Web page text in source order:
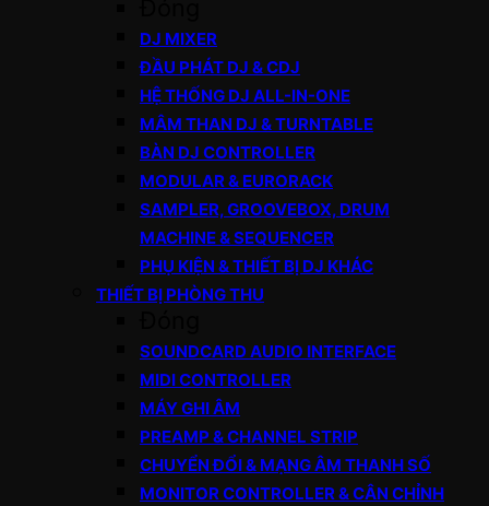
DJ MIXER
ĐẦU PHÁT DJ & CDJ
HỆ THỐNG DJ ALL-IN-ONE
MÂM THAN DJ & TURNTABLE
BÀN DJ CONTROLLER
MODULAR & EURORACK
SAMPLER, GROOVEBOX, DRUM
MACHINE & SEQUENCER
PHỤ KIỆN & THIẾT BỊ DJ KHÁC
THIẾT BỊ PHÒNG THU
SOUNDCARD AUDIO INTERFACE
MIDI CONTROLLER
MÁY GHI ÂM
PREAMP & CHANNEL STRIP
CHUYỂN ĐỔI & MẠNG ÂM THANH SỐ
MONITOR CONTROLLER & CÂN CHỈNH